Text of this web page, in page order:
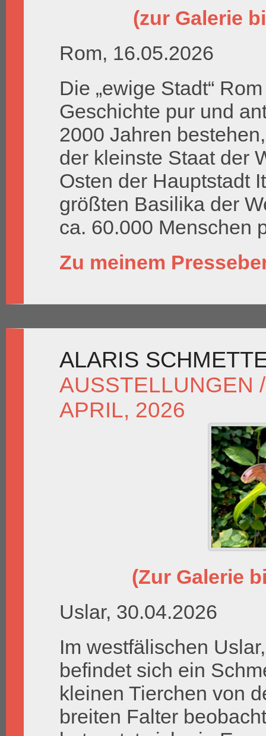
(zur Galerie
Rom, 16.05.2026
Die „ewige Stadt“
Geschichte pur und
2000 Jahren
der kleinste Staat der
Osten der Hauptstadt
größten Basilika der
ca. 60.000 Menschen
Zu meinem
ALARIS
AUSSTELLUNGEN
APRIL, 2026
(Zur Galerie
Uslar, 30.04.2026
Im westfälischen
befindet sich ein
kleinen Tierchen von
breiten Falter